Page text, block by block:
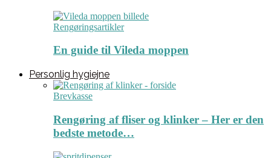
Rengøringsartikler
En guide til Vileda moppen
Personlig hygiejne
Brevkasse
Rengøring af fliser og klinker – Her er den
bedste metode…